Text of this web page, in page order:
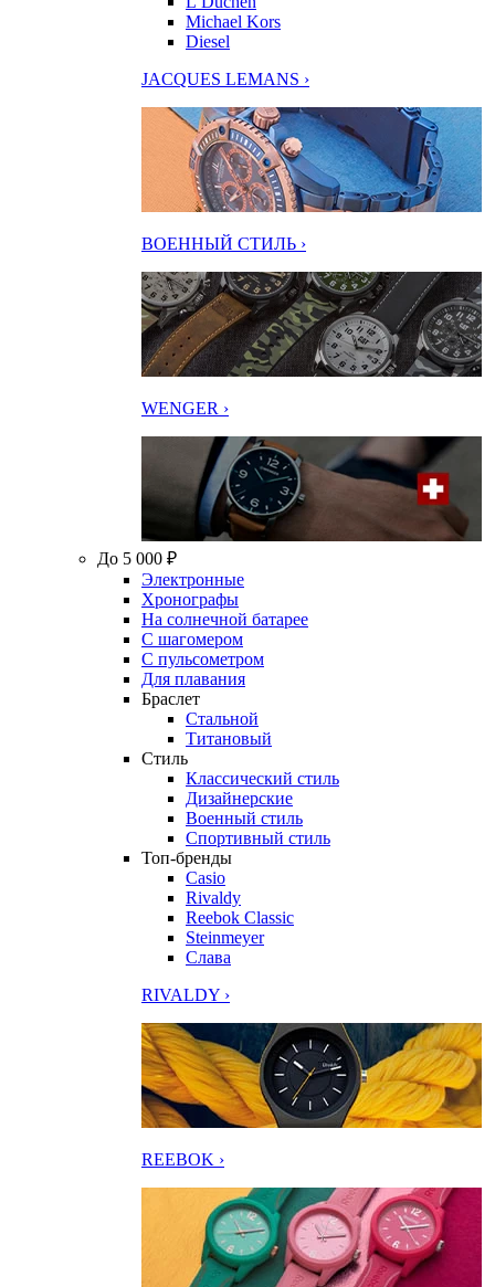
Michael Kors
Diesel
JACQUES LEMANS ›
ВОЕННЫЙ СТИЛЬ ›
WENGER ›
До 5 000 ₽
Электронные
Хронографы
На солнечной батарее
С шагомером
С пульсометром
Для плавания
Браслет
Стальной
Титановый
Стиль
Классический стиль
Дизайнерские
Военный стиль
Спортивный стиль
Топ-бренды
Casio
Rivaldy
Reebok Classic
Steinmeyer
Слава
RIVALDY ›
REEBOK ›